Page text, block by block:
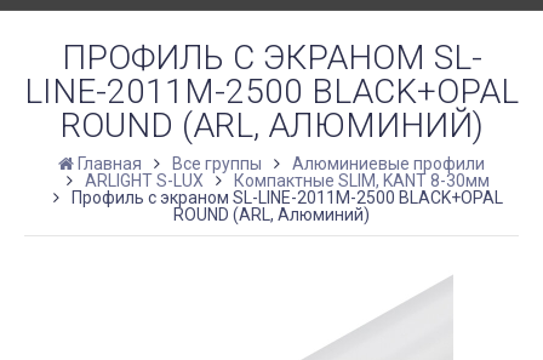
ПРОФИЛЬ С ЭКРАНОМ SL-
LINE-2011M-2500 BLACK+OPAL
ROUND (ARL, АЛЮМИНИЙ)
Главная Все группы
Алюминиевые профили
ARLIGHT S-LUX
Компактные SLIM, KANT 8-30мм
Профиль с экраном SL-LINE-2011M-2500 BLACK+OPAL
ROUND (ARL, Алюминий)